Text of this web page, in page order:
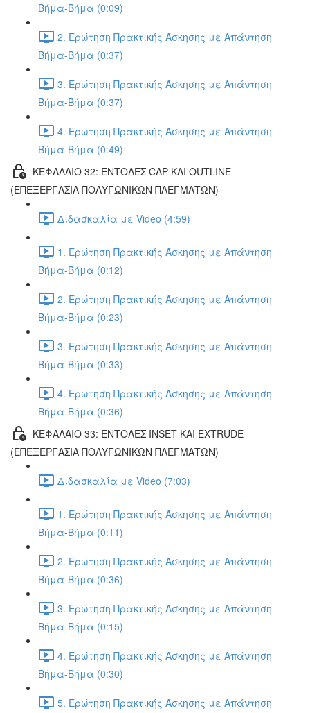
Βήμα-Βήμα (0:09)
2. Ερώτηση Πρακτικής Άσκησης με Απάντηση
Βήμα-Βήμα (0:37)
3. Ερώτηση Πρακτικής Άσκησης με Απάντηση
Βήμα-Βήμα (0:37)
4. Ερώτηση Πρακτικής Άσκησης με Απάντηση
Βήμα-Βήμα (0:49)
ΚΕΦΑΛΑΙΟ 32: ΕΝΤΟΛΕΣ CAP ΚΑΙ OUTLINE
(ΕΠΕΞΕΡΓΑΣΙΑ ΠΟΛΥΓΩΝΙΚΩΝ ΠΛΕΓΜΑΤΩΝ)
Διδασκαλία με Video (4:59)
1. Ερώτηση Πρακτικής Άσκησης με Απάντηση
Βήμα-Βήμα (0:12)
2. Ερώτηση Πρακτικής Άσκησης με Απάντηση
Βήμα-Βήμα (0:23)
3. Ερώτηση Πρακτικής Άσκησης με Απάντηση
Βήμα-Βήμα (0:33)
4. Ερώτηση Πρακτικής Άσκησης με Απάντηση
Βήμα-Βήμα (0:36)
ΚΕΦΑΛΑΙΟ 33: ΕΝΤΟΛΕΣ INSET ΚΑΙ EXTRUDE
(ΕΠΕΞΕΡΓΑΣΙΑ ΠΟΛΥΓΩΝΙΚΩΝ ΠΛΕΓΜΑΤΩΝ)
Διδασκαλία με Video (7:03)
1. Ερώτηση Πρακτικής Άσκησης με Απάντηση
Βήμα-Βήμα (0:11)
2. Ερώτηση Πρακτικής Άσκησης με Απάντηση
Βήμα-Βήμα (0:36)
3. Ερώτηση Πρακτικής Άσκησης με Απάντηση
Βήμα-Βήμα (0:15)
4. Ερώτηση Πρακτικής Άσκησης με Απάντηση
Βήμα-Βήμα (0:30)
5. Ερώτηση Πρακτικής Άσκησης με Απάντηση